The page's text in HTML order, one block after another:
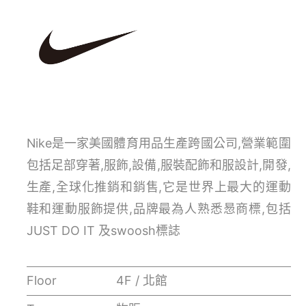
Nike是一家美國體育用品生產跨國公司,營業範圍
包括足部穿著,服飾,設備,服裝配飾和服設計,開發,
生產,全球化推銷和銷售,它是世界上最大的運動
鞋和運動服飾提供,品牌最為人熟悉惖商標,包括
JUST DO IT 及swoosh標誌
Floor
4F / 北館